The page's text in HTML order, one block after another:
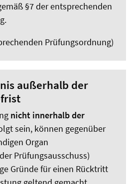
§7 der entsprechenden
Prüfungsordnung)
außerhalb der
nicht innerhalb der
sein, können gegenüber
Organ
Prüfungsausschuss)
Gründe für einen Rücktritt